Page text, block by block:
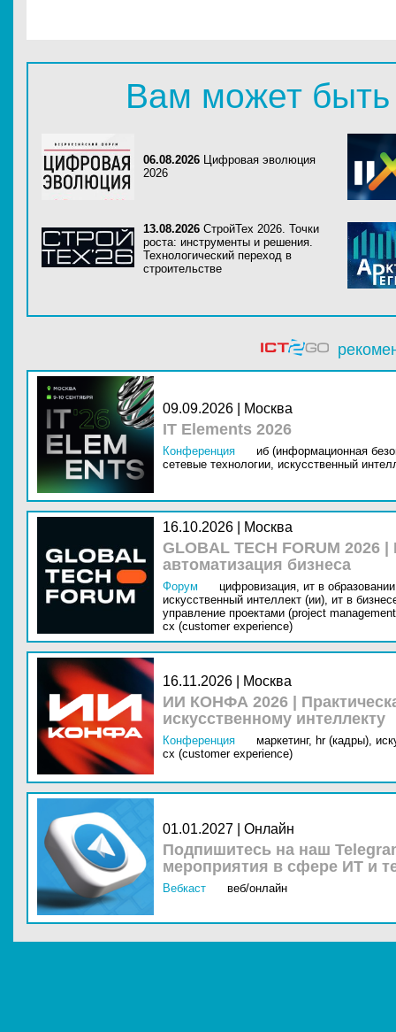
Вам может быть
06.08.2026 Цифровая эволюция
2026
13.08.2026 СтройТех 2026. Точки
роста: инструменты и решения.
Технологический переход в
строительстве
09.09.2026 | Москва
IT Elements 2026
Конференция
иб (информационная
сетевые технологии, искусственный
16.10.2026 | Москва
GLOBAL TECH FORUM
автоматизация бизнеса
Форум цифровизация, ит в
искусственный интеллект (ии), ит в
управление проектами (project
cx (customer experience)
16.11.2026 | Москва
ИИ КОНФА 2026 |
искусственному интеллекту
Конференция маркетинг, hr (кадры),
cx (customer experience)
01.01.2027 | Онлайн
Подпишитесь на наш
мероприятия в сфере ИТ и
Вебкаст веб/онлайн